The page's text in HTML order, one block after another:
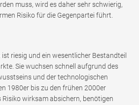
muss, wird es daher sehr schwierig,
Risiko für die Gegenpartei führt.
ist riesig und ein wesentlicher Bestandteil
Sie wuchsen schnell aufgrund des
und der technologischen
1980er bis zu den frühen 2000er
Risiko wirksam absichern, benötigen